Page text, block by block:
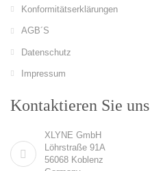
Konformitätserklärungen
AGB´S
Datenschutz
Impressum
Kontaktieren Sie uns
XLYNE GmbH
Löhrstraße 91A
56068 Koblenz